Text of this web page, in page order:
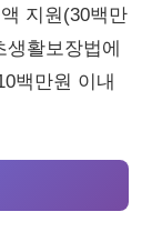
지원(30백만
활보장법에
백만원 이내